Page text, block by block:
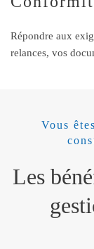
Répondre aux
relances, vos
Vous
Les